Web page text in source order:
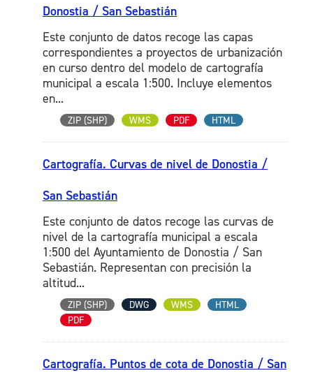
Donostia / San Sebastián
Este conjunto de datos recoge las capas
correspondientes a proyectos de urbanización
en curso dentro del modelo de cartografía
municipal a escala 1:500. Incluye elementos
en...
ZIP (SHP) WMS PDF HTML
Cartografía. Curvas de nivel de Donostia /
San Sebastián
Este conjunto de datos recoge las curvas de
nivel de la cartografía municipal a escala
1:500 del Ayuntamiento de Donostia / San
Sebastián. Representan con precisión la
altitud...
ZIP (SHP) DWG WMS
HTML
PDF
Cartografía. Puntos de cota de Donostia / San